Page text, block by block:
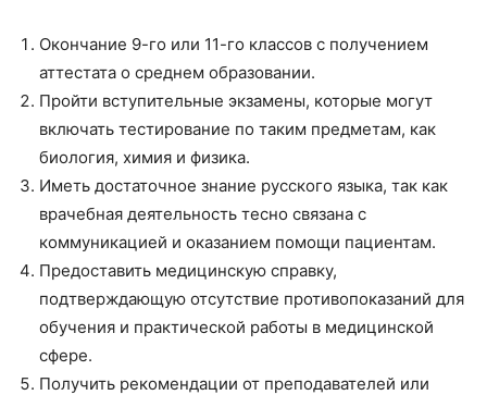
Окончание 9-го или 11-го классов с получением
аттестата о среднем образовании.
Пройти вступительные экзамены, которые могут
включать тестирование по таким предметам, как
биология, химия и физика.
Иметь достаточное знание русского языка, так как
врачебная деятельность тесно связана с
коммуникацией и оказанием помощи пациентам.
Предоставить медицинскую справку,
подтверждающую отсутствие противопоказаний для
обучения и практической работы в медицинской
сфере.
Получить рекомендации от преподавателей или